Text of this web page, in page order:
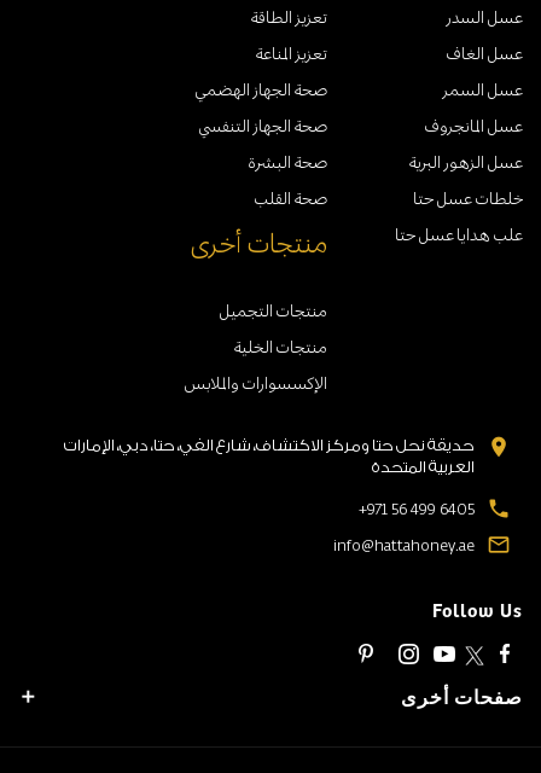
عسل السدر
عسل الغاف
عسل السمر
عسل المانجروف
عسل الزهور البرية
خلطات عسل حتا
علب هدايا عسل حتا
تعزيز الطاقة
تعزيز المناعة
صحة الجهاز الهضمي
صحة الجهاز التنفسي
صحة البشرة
صحة القلب
منتجات أخرى
منتجات التجميل
منتجات الخلية
الإكسسوارات والملابس
location_on
حديقة نحل حتا ومركز الاكتشاف، شارع الفي، حتا، دبي، الإمارات
العربية المتحدة
local_phone
+971 56 499 6405
mail_outline
info@hattahoney.ae
Follow Us
صفحات أخرى